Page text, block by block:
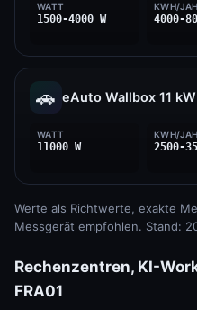
WATT
1500-4000 W
KWH/
4000-
🚗 eAuto Wallbox 11
WATT
11000 W
KWH/
2500-
Werte als Richtwerte, exakte
Messgerät empfohlen. Stand:
Rechenzentren, KI-
FRA01